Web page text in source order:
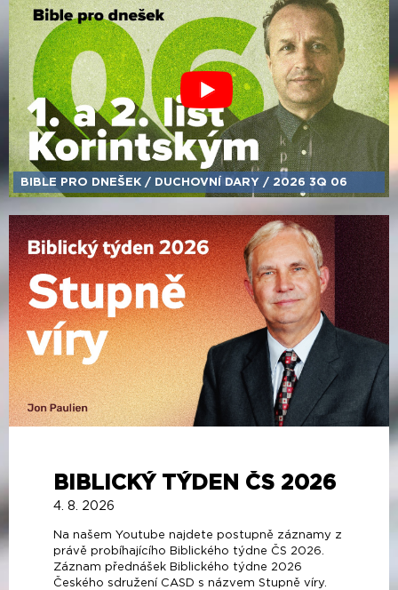
BIBLE PRO DNEŠEK /​ DUCHOVNÍ DARY /​ 2026 3Q 06
BIBLICKÝ TÝDEN ČS 2026
4. 8. 2026
Na našem Youtube najdete postupně záznamy z
právě probíhajícího Biblického týdne ČS 2026.
Záznam přednášek Biblického týdne 2026
Českého sdružení CASD s názvem Stupně víry.